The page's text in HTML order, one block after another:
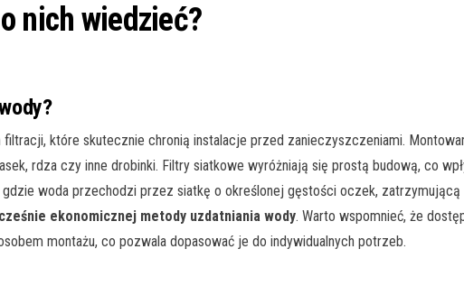
nich wiedzieć?
które skutecznie chronią instalacje przed zanieczyszczeniami.
rdza czy inne drobinki. Filtry siatkowe wyróżniają się prostą budową, co
woda przechodzi przez siatkę o określonej gęstości oczek,
ekonomicznej metody uzdatniania wody. Warto wspomnieć, że
montażu, co pozwala dopasować je do indywidualnych potrzeb.